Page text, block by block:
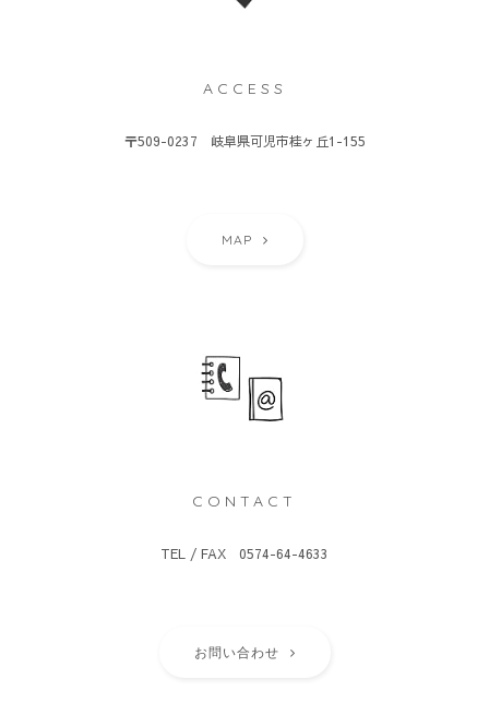
ACCESS
〒509-0237 岐阜県可児市桂ヶ丘1-155
MAP
CONTACT
TEL / FAX 0574-64-4633
お問い合わせ